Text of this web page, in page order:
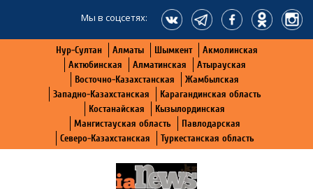
Мы в соцсетях:
Нур-Султан Алматы Шымкент
Акмолинская
Актюбинская
Алматинская
Атырауская
Восточно-Казахстанская
Жамбылская
Западно-Казахстанская
Карагандинская область
Костанайская
Кызылординская
Мангистауская область
Павлодарская
Северо-Казахстанская
Туркестанская область